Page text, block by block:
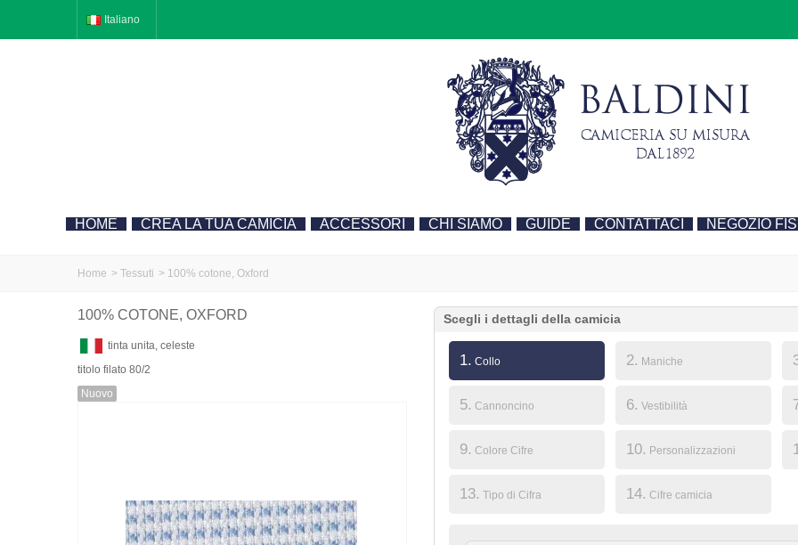
Italiano
HOME CREA LA TUA CAMICIA ACCESSORI CHI SIAMO GUIDE CONTATTACI NEGOZIO
Home > Tessuti > 100% cotone, Oxford
100% COTONE, OXFORD
tinta unita, celeste
titolo filato 80/2
Nuovo
Scegli i dettagli della camicia
1. Collo 2. Maniche
5. Cannoncino 6. Vestibilità
9. Colore Cifre 10. Personalizzazioni
13. Tipo di Cifra 14. Cifre camicia